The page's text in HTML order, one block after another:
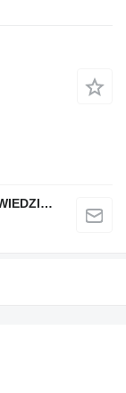
QINDITO SPÓŁKA Z OGRANICZONĄ ODPOWIEDZIALNOŚCIĄ